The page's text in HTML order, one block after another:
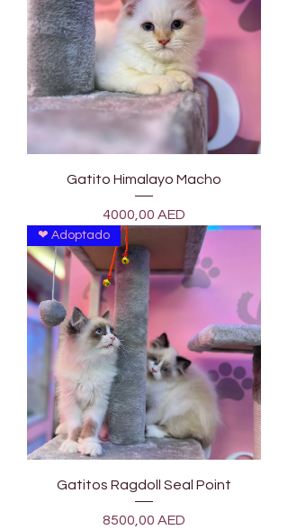
Gatito Himalayo Macho
Precio
4000,00 AED
❤ Adoptado
Gatitos Ragdoll Seal Point
Precio
8500,00 AED